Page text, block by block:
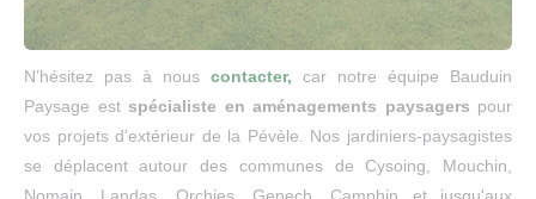
N’hésitez pas à nous contacter, car notre équipe Bauduin
Paysage est spécialiste en aménagements paysagers pour
vos projets d'extérieur de la Pévèle. Nos jardiniers-paysagistes
se déplacent autour des communes de Cysoing, Mouchin,